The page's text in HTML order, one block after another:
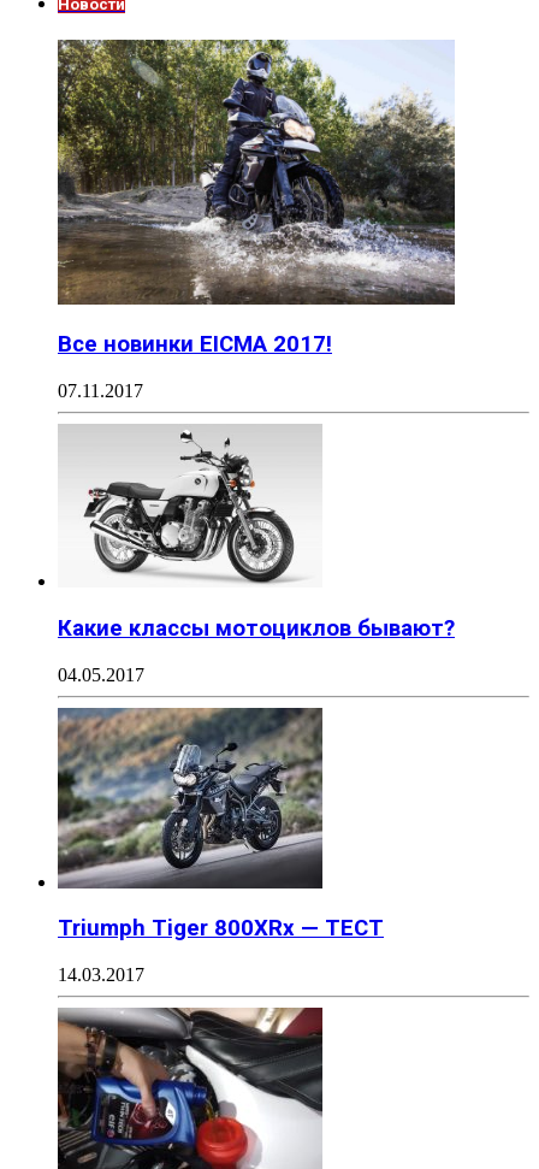
Новости
Все новинки EICMA 2017!
07.11.2017
Какие классы мотоциклов бывают?
04.05.2017
Triumph Tiger 800XRx — ТЕСТ
14.03.2017